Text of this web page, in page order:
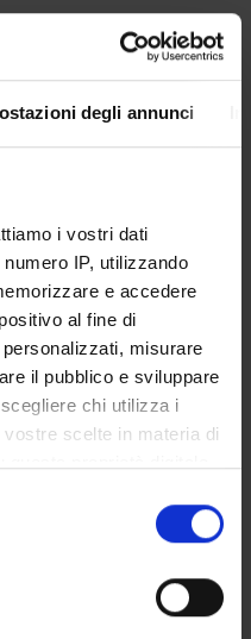
degli annunci
i vostri dati
IP, utilizzando
e accedere
al fine di
misurare
il pubblico e sviluppare
chi utilizza i
scelte in materia di
in qualsiasi
cookie o facendo clic
Ricerca
Incarichi